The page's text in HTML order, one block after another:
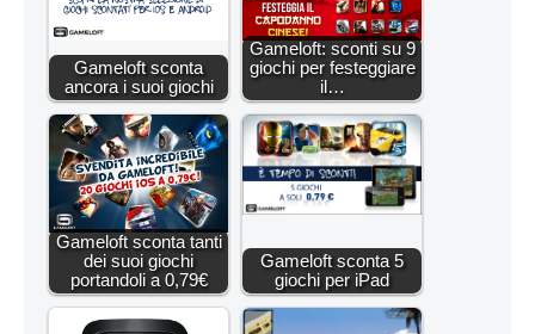
Gameloft sconta
ancora i suoi giochi
Gameloft: sconti su 9
giochi per festeggiare
il…
Gameloft sconta tanti
dei suoi giochi
portandoli a 0,79€
Gameloft sconta 5
giochi per iPad